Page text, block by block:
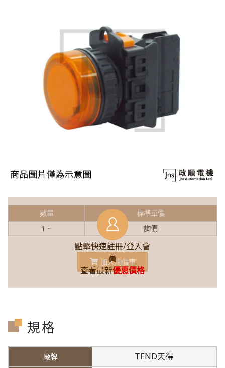
點擊快速註冊/登入會
員
查看最新優惠價格
數量
標準單價
1 ~
詢價
加入詢價車
規格
TEND天得